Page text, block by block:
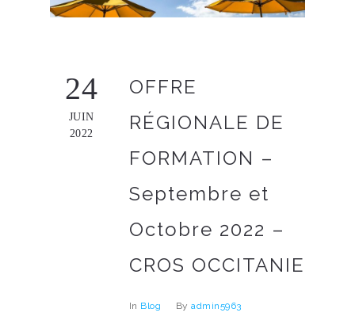
24
JUIN
2022
OFFRE
RÉGIONALE DE
FORMATION –
Septembre et
Octobre 2022 –
CROS OCCITANIE
In Blog Byadmin5963